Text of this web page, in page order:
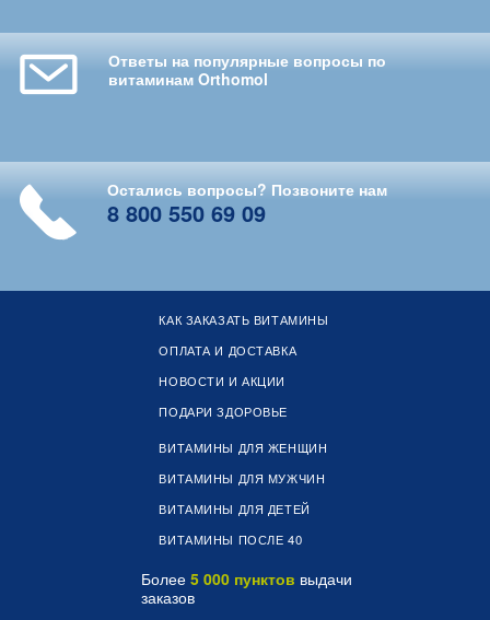
Ответы на популярные вопросы по
витаминам Orthomol
Остались вопросы? Позвоните нам
8 800 550 69 09
КАК ЗАКАЗАТЬ ВИТАМИНЫ
ОПЛАТА И ДОСТАВКА
НОВОСТИ И АКЦИИ
ПОДАРИ ЗДОРОВЬЕ
ВИТАМИНЫ ДЛЯ ЖЕНЩИН
ВИТАМИНЫ ДЛЯ МУЖЧИН
ВИТАМИНЫ ДЛЯ ДЕТЕЙ
ВИТАМИНЫ ПОСЛЕ 40
Более 5 000 пунктов выдачи
заказов